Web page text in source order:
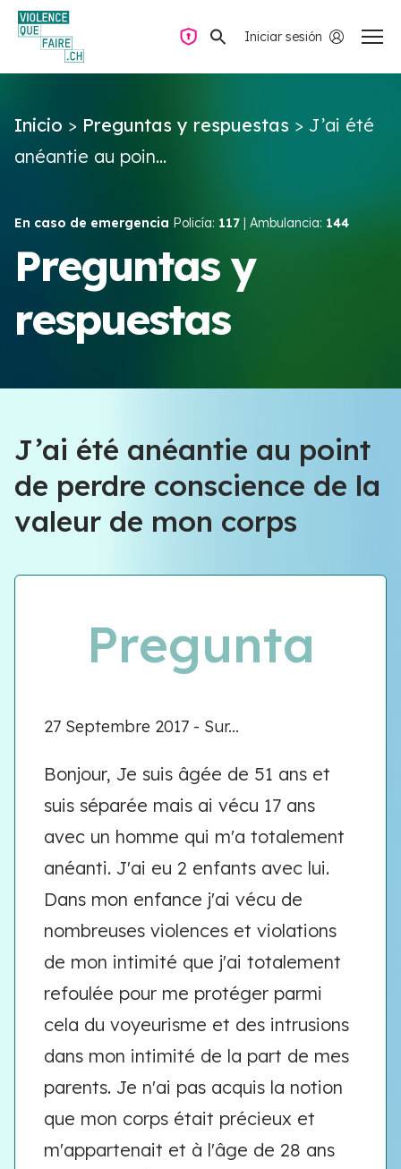
Iniciar sesión
Preguntas y respuestas
Violencia de pareja
Recursos y campañas
Navegación privada
Inicio > Preguntas y respuestas > J’ai été
anéantie au poin...
En caso de emergencia Policía: 117 | Ambulancia: 144
Preguntas y
respuestas
J’ai été anéantie au point
de perdre conscience de la
valeur de mon corps
Pregunta
27 Septembre 2017 - Sur...
Bonjour, Je suis âgée de 51 ans et
suis séparée mais ai vécu 17 ans
avec un homme qui m'a totalement
anéanti. J'ai eu 2 enfants avec lui.
Dans mon enfance j'ai vécu de
nombreuses violences et violations
de mon intimité que j'ai totalement
refoulée pour me protéger parmi
cela du voyeurisme et des intrusions
dans mon intimité de la part de mes
parents. Je n'ai pas acquis la notion
que mon corps était précieux et
m'appartenait et à l'âge de 28 ans